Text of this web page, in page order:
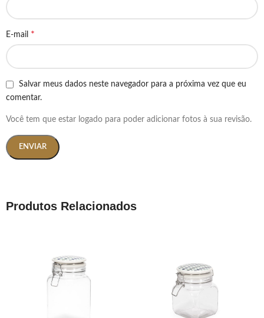
E-mail *
Salvar meus dados neste navegador para a próxima vez que eu
comentar.
Você tem que estar logado para poder adicionar fotos à sua revisão.
Produtos Relacionados